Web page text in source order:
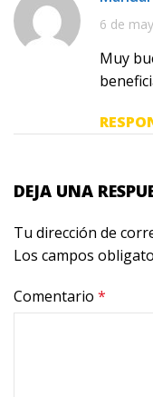
6 de
Muy
DEJA UNA
Tu dirección de
Los campos
Comentario *